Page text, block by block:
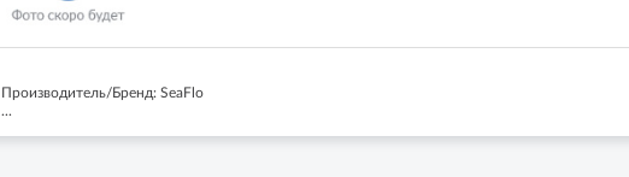
Производитель/Бренд: SeaFlo
...